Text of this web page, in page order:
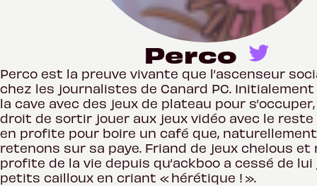
Perco
Perco est la preuve vivante que l’ascenseur
chez les journalistes de Canard PC.
la cave avec des jeux de plateau pour
droit de sortir jouer aux jeux vidéo avec le reste
en profite pour boire un café que,
retenons sur sa paye. Friand de jeux chelous et
profite de la vie depuis qu’ackboo a cessé de
petits cailloux en criant « hérétique ! ».